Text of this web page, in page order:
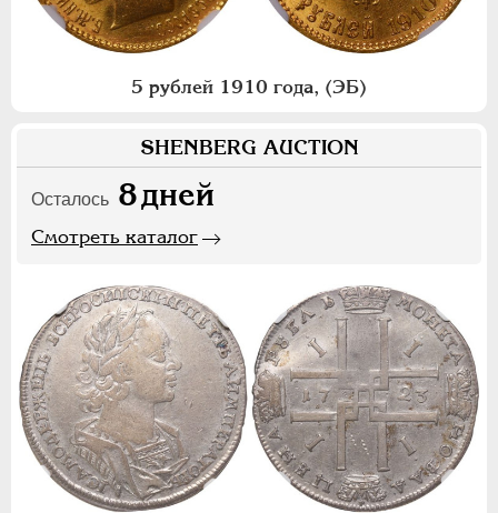
5 рублей 1910 года, (ЭБ)
SHENBERG AUCTION
Осталось 8дней
Смотреть каталог